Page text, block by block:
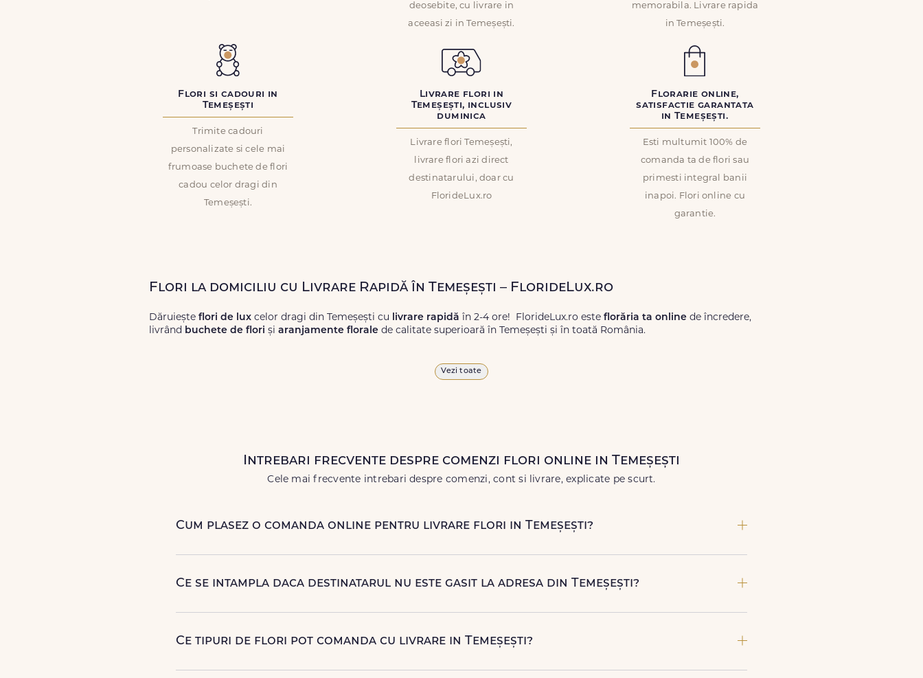
deosebite, cu livrare in
aceeasi zi in Temeșești.
memorabila. Livrare rapida
in Temeșești.
Flori si cadouri in
Temeșești
Trimite cadouri
personalizate si cele mai
frumoase buchete de flori
cadou celor dragi din
Temeșești.
Livrare flori in
Temeșești, inclusiv
duminica
Livrare flori Temeșești,
livrare flori azi direct
destinatarului, doar cu
FlorideLux.ro
Florarie online,
satisfactie garantata
in Temeșești.
Esti multumit 100% de
comanda ta de flori sau
primesti integral banii
inapoi. Flori online cu
garantie.
Flori la domiciliu cu Livrare Rapidă în Temeșești – FlorideLux.ro
Dăruiește flori de lux celor dragi din Temeșești cu livrare rapidă în 2-4 ore! FlorideLux.ro este florăria ta online de încredere,
livrând buchete de flori și aranjamente florale de calitate superioară în Temeșești și în toată România.
Vezi toate
Intrebari frecvente despre comenzi flori online in Temeșești
Cele mai frecvente intrebari despre comenzi, cont si livrare, explicate pe scurt.
Cum plasez o comanda online pentru livrare flori in Temeșești?
Ce se intampla daca destinatarul nu este gasit la adresa din Temeșești?
Ce tipuri de flori pot comanda cu livrare in Temeșești?